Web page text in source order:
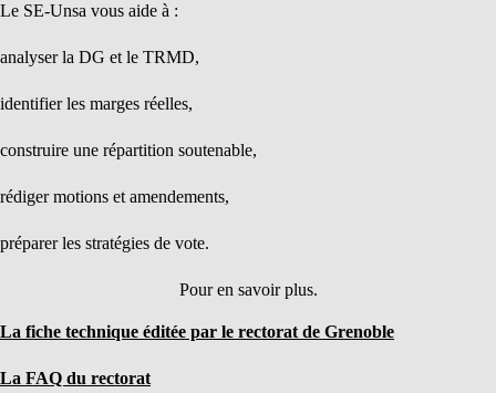
Le SE-Unsa vous aide à :
analyser la DG et le TRMD,
identifier les marges réelles,
construire une répartition soutenable,
rédiger motions et amendements,
préparer les stratégies de vote.
Pour en savoir plus.
La fiche technique éditée par le rectorat de Grenoble
La FAQ du rectorat